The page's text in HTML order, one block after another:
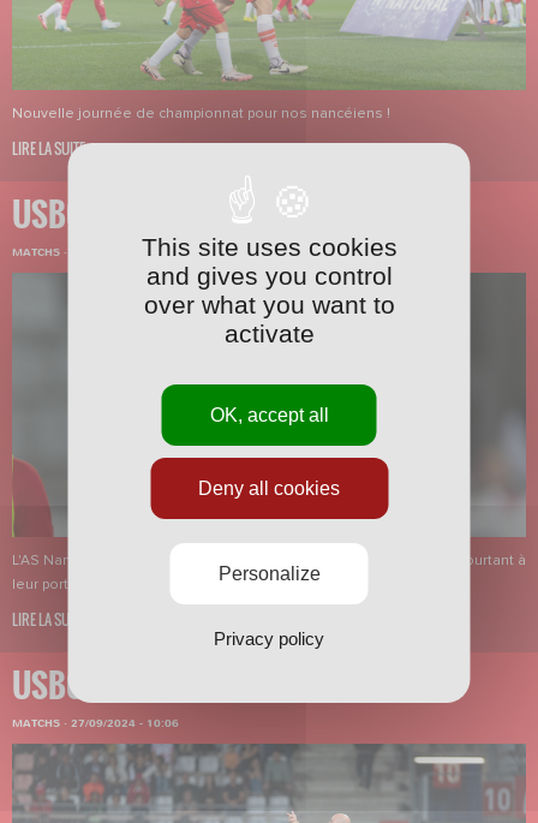
Nouvelle journée de championnat pour nos nancéiens !
LIRE LA SUITE
USBCO-ASNL
MATCHS · 28/09/2024 - 11:52
L'AS Nancy Lorraine a concédé un match nul lors d'une rencontre pourtant à
leur portée.
LIRE LA SUITE
USBCO-ASNL
MATCHS · 27/09/2024 - 10:06
This site uses cookies
and gives you control
over what you want to
activate
OK, accept all
Deny all cookies
Personalize
Privacy policy